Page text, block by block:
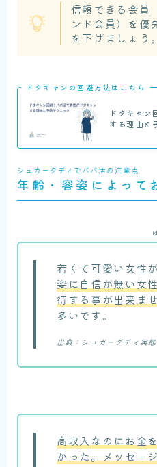
信頼できる会員
ンド会員）を優
を下げましょう。
ドタキャンの回避方法はこちら
ドタキャン
する理由と
シュガーダディでパパ活の注意点
年齢・容姿によって
若くて可愛い女性
姿に自信が無い女
待する事が出来ま
多いです。
出典：シュガーダディ実
高収入なのにお金
かった。メッセー